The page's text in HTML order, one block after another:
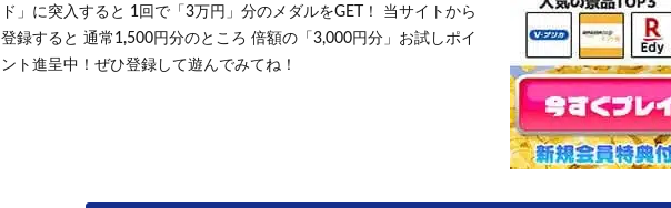
ド」に突入すると 1回で「3万円」分のメダルをGET！ 当サイトから
登録すると 通常1,500円分のところ 倍額の「3,000円分」お試しポイ
ント進呈中！ぜひ登録して遊んでみてね！